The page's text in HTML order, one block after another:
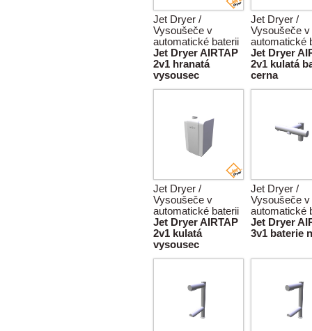
Jet Dryer /
Vysoušeče v
automatické baterii
Jet Dryer AIRTAP
2v1 hranatá
vysousec
Jet Dryer /
Vysoušeče v
automatické
Jet Dryer
2v1 kulatá
cerna
Jet Dryer /
Vysoušeče v
automatické baterii
Jet Dryer AIRTAP
2v1 kulatá
vysousec
Jet Dryer /
Vysoušeče v
automatické
Jet Dryer
3v1 baterie